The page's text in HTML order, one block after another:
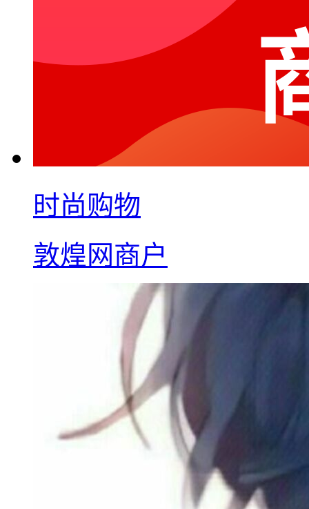
时尚购物
敦煌网商户